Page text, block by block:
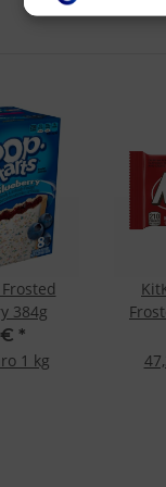
384g
*
1 kg
Erstellung von
Verwendung
Verwendung
Besondere
Verwendung